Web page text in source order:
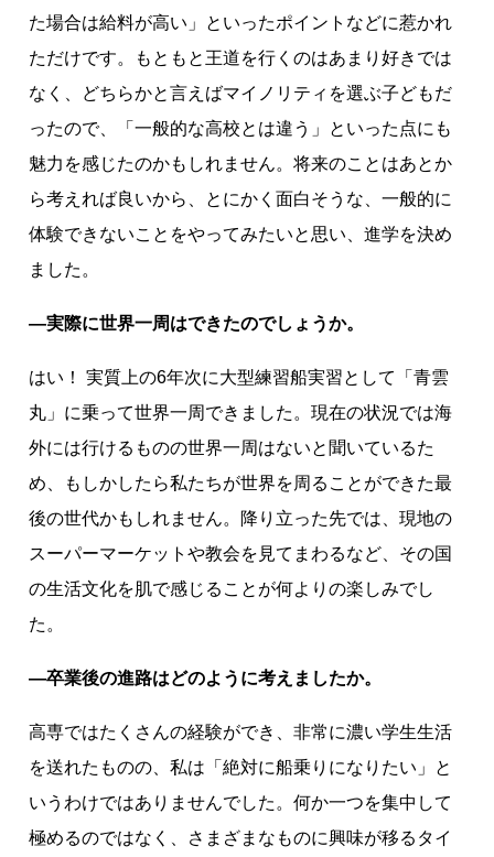
た場合は給料が高い」といったポイントなどに惹かれ
ただけです。もともと王道を行くのはあまり好きでは
なく、どちらかと言えばマイノリティを選ぶ子どもだ
ったので、「一般的な高校とは違う」といった点にも
魅力を感じたのかもしれません。将来のことはあとか
ら考えれば良いから、とにかく面白そうな、一般的に
体験できないことをやってみたいと思い、進学を決め
ました。
―実際に世界一周はできたのでしょうか。
はい！ 実質上の6年次に大型練習船実習として「青雲
丸」に乗って世界一周できました。現在の状況では海
外には行けるものの世界一周はないと聞いているた
め、もしかしたら私たちが世界を周ることができた最
後の世代かもしれません。降り立った先では、現地の
スーパーマーケットや教会を見てまわるなど、その国
の生活文化を肌で感じることが何よりの楽しみでし
た。
―卒業後の進路はどのように考えましたか。
高専ではたくさんの経験ができ、非常に濃い学生生活
を送れたものの、私は「絶対に船乗りになりたい」と
いうわけではありませんでした。何か一つを集中して
極めるのではなく、さまざまなものに興味が移るタイ